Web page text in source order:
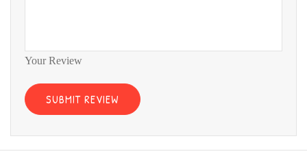
Your Review